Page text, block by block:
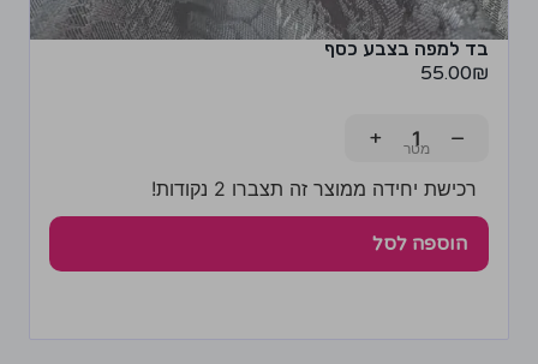
בד למפה בצבע כסף
55.00₪
−
+
רכישת יחידה ממוצר זה תצברו 2 נקודות!
הוספה לסל